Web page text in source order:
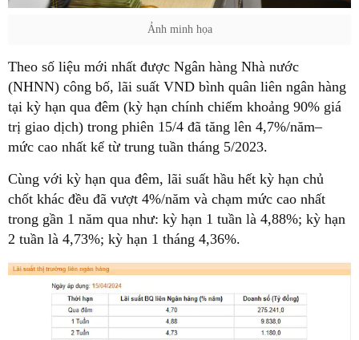
Ảnh minh họa
Theo số liệu mới nhất được Ngân hàng Nhà nước
(NHNN) công bố, lãi suất VND bình quân liên ngân hàng
tại kỳ hạn qua đêm (kỳ hạn chính chiếm khoảng 90% giá
trị giao dịch) trong phiên 15/4 đã tăng lên 4,7%/năm–
mức cao nhất kể từ trung tuần tháng 5/2023.
Cùng với kỳ hạn qua đêm, lãi suất hầu hết kỳ hạn chủ
chốt khác đều đã vượt 4%/năm và chạm mức cao nhất
trong gần 1 năm qua như: kỳ hạn 1 tuần là 4,88%; kỳ hạn
2 tuần là 4,73%; kỳ hạn 1 tháng 4,36%.